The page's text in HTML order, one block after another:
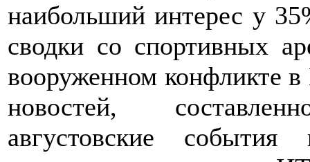
наибольший интерес у
сводки со спортивных
вооруженном конфликте
новостей,
августовские